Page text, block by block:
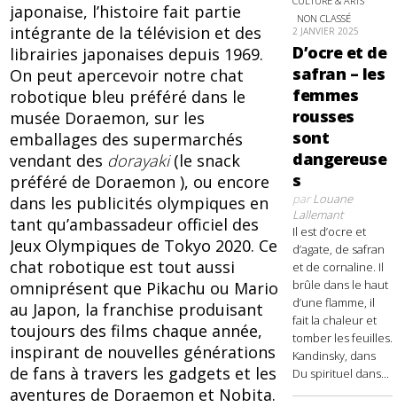
japonaise, l’histoire fait partie
intégrante de la télévision et des
librairies japonaises depuis 1969.
On peut apercevoir notre chat
robotique bleu préféré dans le
musée Doraemon, sur les
emballages des supermarchés
vendant des dorayaki(le snack
préféré de Doraemon ), ou encore
dans les publicités olympiques en
tant qu’ambassadeur officiel des
Jeux Olympiques de Tokyo 2020. Ce
chat robotique est tout aussi
omniprésent que Pikachu ou Mario
au Japon, la franchise produisant
toujours des films chaque année,
inspirant de nouvelles générations
de fans à travers les gadgets et les
aventures de Doraemon et Nobita.
NON CLASSÉ
2 JANVIER 2025
D’ocre et de
safran – les
femmes
rousses
sont
dangereuse
s
parLouane
Lallemant
Il est d’ocre et
d’agate, de safran
et de cornaline. Il
brûle dans le haut
d’une flamme, il
fait la chaleur et
tomber les feuilles.
Kandinsky, dans
Du spirituel dans...